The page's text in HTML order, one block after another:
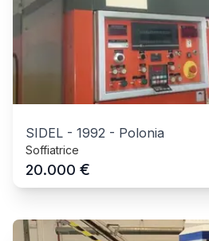
SIDEL - 1992 - Polonia
Soffiatrice
20.000 €